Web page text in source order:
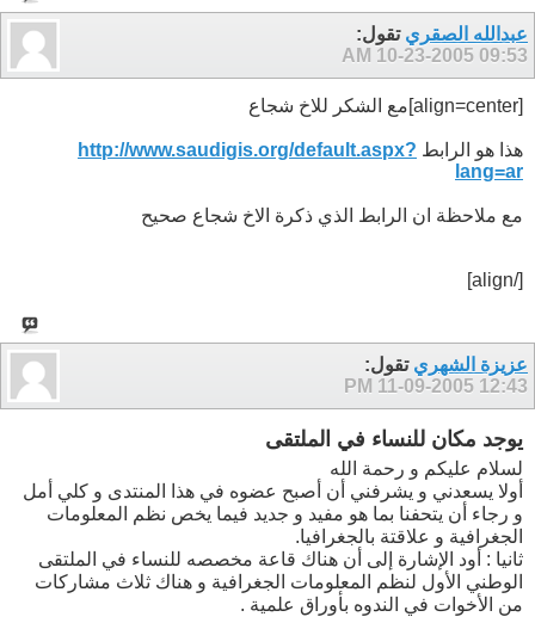
عبدالله الصقري تقول:
10-23-2005 09:53 AM
[align=center]مع الشكر للاخ شجاع
هذا هو الرابط http://www.saudigis.org/default.aspx?
lang=ar
مع ملاحظة ان الرابط الذي ذكرة الاخ شجاع صحيح
[/align]
عزيزة الشهري تقول:
11-09-2005 12:43 PM
يوجد مكان للنساء في الملتقى
لسلام عليكم و رحمة الله
أولا يسعدني و يشرفني أن أصبح عضوه في هذا المنتدى و كلي أمل
و رجاء أن يتحفنا بما هو مفيد و جديد فيما يخص نظم المعلومات
الجغرافية و علاقتة بالجغرافيا.
ثانيا : أود الإشارة إلى أن هناك قاعة مخصصه للنساء في الملتقى
الوطني الأول لنظم المعلومات الجغرافية و هناك ثلاث مشاركات
من الأخوات في الندوه بأوراق علمية .